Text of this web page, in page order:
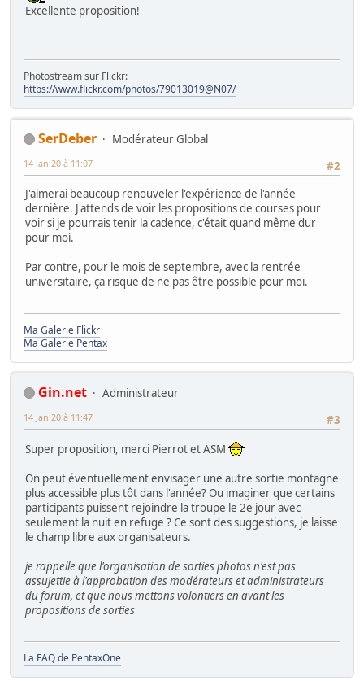
Excellente proposition!
Photostream sur Flickr:
https://www.flickr.com/photos/79013019@N07/
SerDeber
Modérateur Global
#2
14 Jan 20 à 11:07
J'aimerai beaucoup renouveler l'expérience de l'année
dernière. J'attends de voir les propositions de courses pour
voir si je pourrais tenir la cadence, c'était quand même dur
pour moi.
Par contre, pour le mois de septembre, avec la rentrée
universitaire, ça risque de ne pas être possible pour moi.
Ma Galerie Flickr
Ma Galerie Pentax
Gin.net
Administrateur
#3
14 Jan 20 à 11:47
Super proposition, merci Pierrot et ASM
On peut éventuellement envisager une autre sortie montagne
plus accessible plus tôt dans l'année? Ou imaginer que certains
participants puissent rejoindre la troupe le 2e jour avec
seulement la nuit en refuge ? Ce sont des suggestions, je laisse
le champ libre aux organisateurs.
je rappelle que l'organisation de sorties photos n'est pas
assujettie à l'approbation des modérateurs et administrateurs
du forum, et que nous mettons volontiers en avant les
propositions de sorties
La FAQ de PentaxOne